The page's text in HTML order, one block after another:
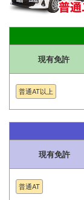
現有免許
普通AT以上
現有免許
普通AT